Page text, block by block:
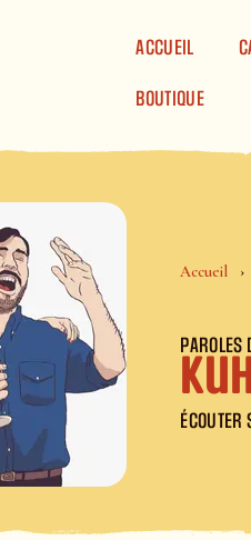
ACCUEIL
BOUTIQUE
Accueil
PAROLES
ÉCOUTER